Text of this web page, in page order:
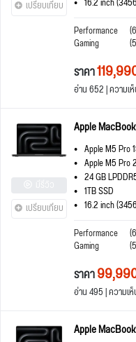
เปรียบเทียบ
Performance
Gaming
ราคา
อ่าน 652 | ความเ
เปรียบเทียบ
Apple
Apple M5 Pro
Apple M5 Pro
24 GB
1TB SSD
16.2 inch
Performance
Gaming
ราคา
อ่าน 495 | ความเ
Apple